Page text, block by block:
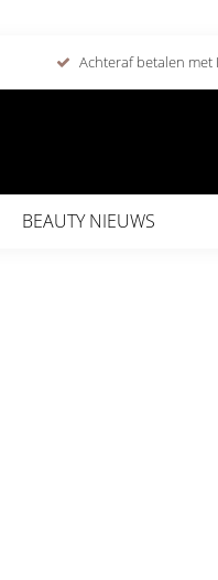
Achteraf betalen met
BEAUTY NIEUWS